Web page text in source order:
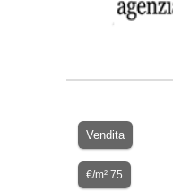
Vendita
€/m² 75